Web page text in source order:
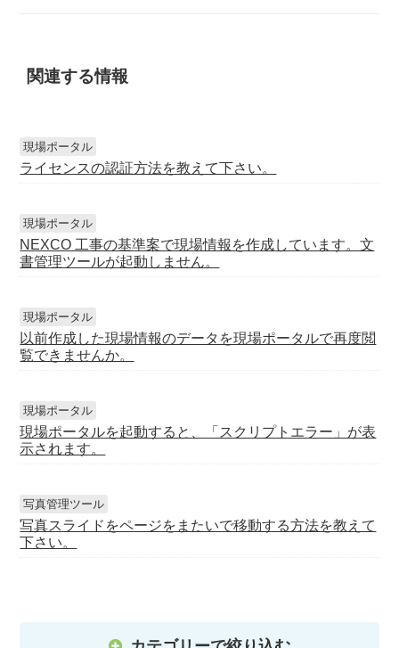
関連する情報
現場ポータル
ライセンスの認証方法を教えて下さい。
現場ポータル
NEXCO 工事の基準案で現場情報を作成しています。文
書管理ツールが起動しません。
現場ポータル
以前作成した現場情報のデータを現場ポータルで再度閲
覧できませんか。
現場ポータル
現場ポータルを起動すると、「スクリプトエラー」が表
示されます。
写真管理ツール
写真スライドをページをまたいで移動する方法を教えて
下さい。